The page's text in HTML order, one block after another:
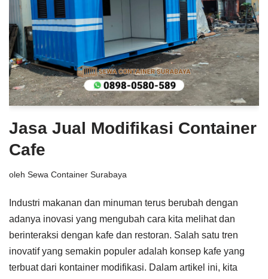
Jasa Jual Modifikasi Container
Cafe
oleh Sewa Container Surabaya
Industri makanan dan minuman terus berubah dengan
adanya inovasi yang mengubah cara kita melihat dan
berinteraksi dengan kafe dan restoran. Salah satu tren
inovatif yang semakin populer adalah konsep kafe yang
terbuat dari kontainer modifikasi. Dalam artikel ini, kita